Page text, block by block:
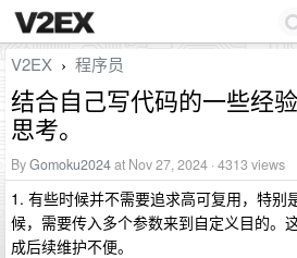
V2EX › 程序员
结合自己写代码的一些经
思考。
ByGomoku2024at Nov 27, 2024 · 4313 views
1. 有些时候并不需要追求高可复用，特别
候，需要传入多个参数来到自定义目的。
成后续维护不便。